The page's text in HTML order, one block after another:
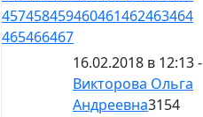
457458459460461462463464
465466467
16.02.2018 в 12:13 -
Викторова Ольга
Андреевна3154